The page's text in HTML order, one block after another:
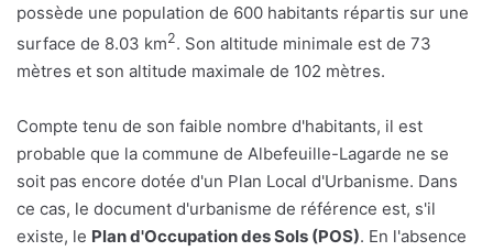
possède une population de 600 habitants répartis sur une
surface de 8.03 km2. Son altitude minimale est de 73
mètres et son altitude maximale de 102 mètres.
Compte tenu de son faible nombre d'habitants, il est
probable que la commune de Albefeuille-Lagarde ne se
soit pas encore dotée d'un Plan Local d'Urbanisme. Dans
ce cas, le document d'urbanisme de référence est, s'il
existe, le Plan d'Occupation des Sols (POS). En l'absence